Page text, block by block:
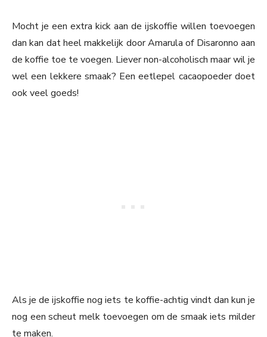
Mocht je een extra kick aan de ijskoffie willen toevoegen
dan kan dat heel makkelijk door Amarula of Disaronno aan
de koffie toe te voegen. Liever non-alcoholisch maar wil je
wel een lekkere smaak? Een eetlepel cacaopoeder doet
ook veel goeds!
Als je de ijskoffie nog iets te koffie-achtig vindt dan kun je
nog een scheut melk toevoegen om de smaak iets milder
te maken.